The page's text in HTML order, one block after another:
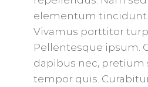
elementum
Vivamus porttitor
Pellentesque ipsum.
dapibus nec, pretium
tempor quis.